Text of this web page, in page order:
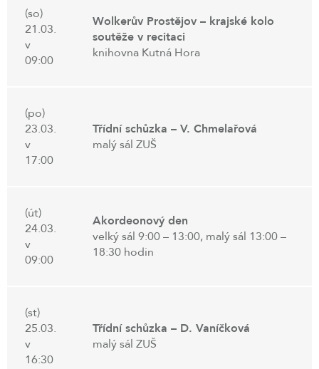
(so)
21.03.
v
09:00
Wolkerův Prostějov – krajské kolo
soutěže v recitaci
knihovna Kutná Hora
(po)
23.03.
v
17:00
Třídní schůzka – V. Chmelařová
malý sál ZUŠ
(út)
24.03.
v
09:00
Akordeonový den
velký sál 9:00 – 13:00, malý sál 13:00 –
18:30 hodin
(st)
25.03.
v
16:30
Třídní schůzka – D. Vaníčková
malý sál ZUŠ